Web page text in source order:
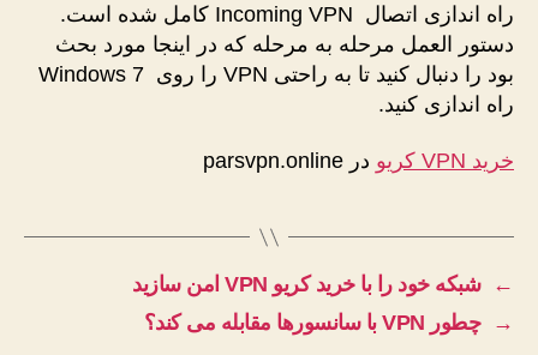
راه اندازی اتصال Incoming VPN کامل شده است.
دستور العمل مرحله به مرحله که در اینجا مورد بحث
بود را دنبال کنید تا به راحتی VPN را روی Windows 7
راه اندازی کنید.
خرید VPN کریو در parsvpn.online
←
شبکه خود را با خرید کریو VPN امن سازید
→
چطور VPN با سانسورها مقابله می کند؟